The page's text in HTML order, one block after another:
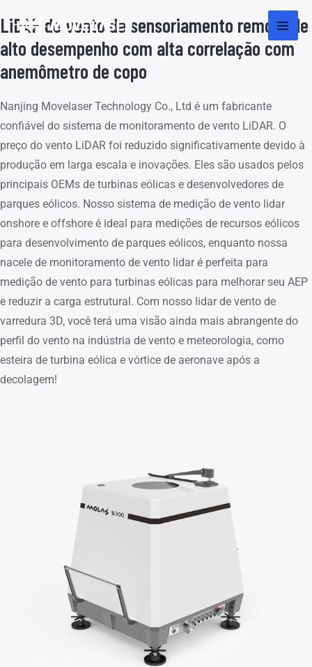
LiDAR de vento de sensoriamento remoto de
alto desempenho com alta correlação com
anemômetro de copo
Nanjing Movelaser Technology Co., Ltd é um fabricante
confiável do sistema de monitoramento de vento LiDAR. O
preço do vento LiDAR foi reduzido significativamente devido à
produção em larga escala e inovações. Eles são usados pelos
principais OEMs de turbinas eólicas e desenvolvedores de
parques eólicos. Nosso sistema de medição de vento lidar
onshore e offshore é ideal para medições de recursos eólicos
para desenvolvimento de parques eólicos, enquanto nossa
nacele de monitoramento de vento lidar é perfeita para
medição de vento para turbinas eólicas para melhorar seu AEP
e reduzir a carga estrutural. Com nosso lidar de vento de
varredura 3D, você terá uma visão ainda mais abrangente do
perfil do vento na indústria de vento e meteorologia, como
esteira de turbina eólica e vórtice de aeronave após a
decolagem!